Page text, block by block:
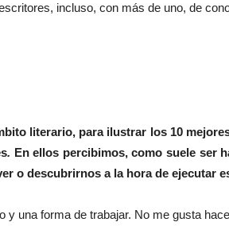
incluso, con más de uno, de
literario, para ilustrar los 10
. En ellos percibimos, como suele ser
o descubrirnos a la hora de ejecutar
y una forma de trabajar. No me gusta